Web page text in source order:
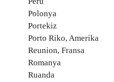
Polonya
Portekiz
Porto Riko, Amerika
Reunion, Fransa
Romanya
Ruanda